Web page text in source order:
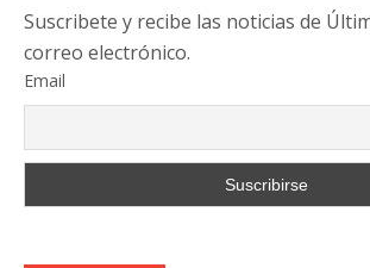
Suscribete y recibe las noticias de
correo electrónico.
Email